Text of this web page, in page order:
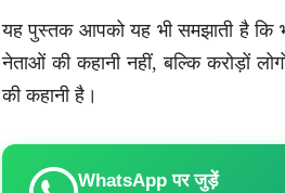
यह पुस्तक आपको यह भी समझाती है कि
नेताओं की कहानी नहीं, बल्कि करोड़ों
की कहानी है।
WhatsApp पर जुड़ें